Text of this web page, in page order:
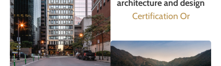
architecture and design
Certification Or